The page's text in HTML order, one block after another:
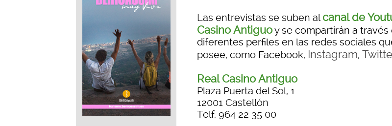
Las entrevistas se suben alcanal de
Casino Antiguoy se compartirán a través
diferentes perfiles en las redes sociales
posee, como Facebook, Instagram,
Real Casino Antiguo
Plaza Puerta del Sol, 1
12001 Castellón
Telf. 964 22 35 00